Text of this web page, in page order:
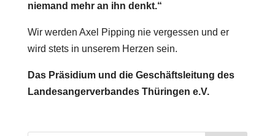
niemand mehr an ihn denkt.“
Wir werden Axel Pipping nie vergessen und er
wird stets in unserem Herzen sein.
Das Präsidium und die Geschäftsleitung des
Landesangerverbandes Thüringen e.V.